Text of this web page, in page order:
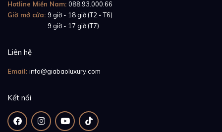
Hotline Miền Nam: 088.93.000.66
Giờ mở cửa: 9 giờ - 18 giờ (T2 - T6)
9 giờ - 17 giờ (T7)
Liên hệ
Email: info@giabaoluxury.com
Kết nối